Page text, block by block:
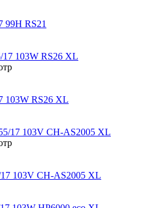
99H RS21
103W RS26 XL
17 103V CH-AS2005 XL